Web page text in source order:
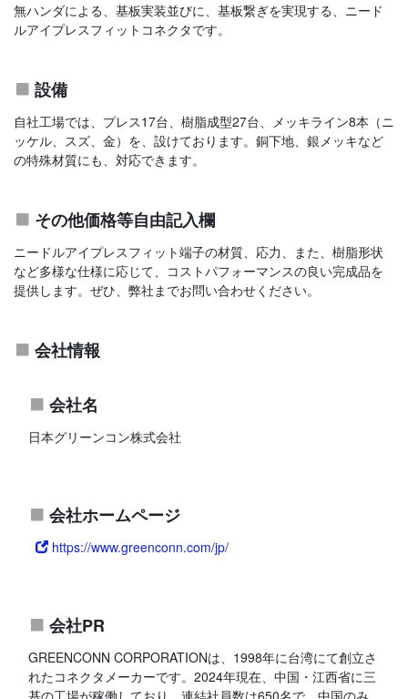
無ハンダによる、基板実装並びに、基板繋ぎを実現する、ニード
ルアイプレスフィットコネクタです。
設備
自社工場では、プレス17台、樹脂成型27台、メッキライン8本（ニ
ッケル、スズ、金）を、設けております。銅下地、銀メッキなど
の特殊材質にも、対応できます。
その他価格等自由記入欄
ニードルアイプレスフィット端子の材質、応力、また、樹脂形状
など多様な仕様に応じて、コストパフォーマンスの良い完成品を
提供します。ぜひ、弊社までお問い合わせください。
会社情報
会社名
日本グリーンコン株式会社
会社ホームページ
https://www.greenconn.com/jp/
会社PR
GREENCONN CORPORATIONは、1998年に台湾にて創立さ
れたコネクタメーカーです。2024年現在、中国・江西省に三